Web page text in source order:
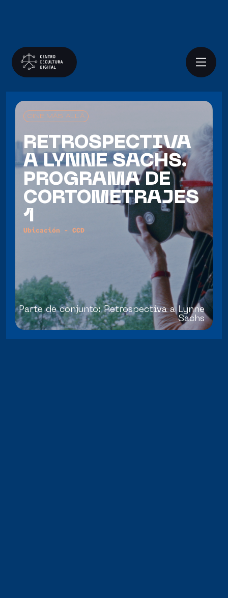
CINE MÁS ALLÁ
RETROSPECTIVA
A LYNNE SACHS.
PROGRAMA DE
CORTOMETRAJES
1
Ubicación - CCD
Parte de conjunto: Retrospectiva a Lynne
Sachs